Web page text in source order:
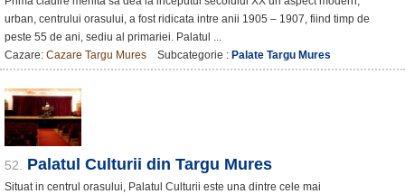
urban, centrului orasului, a fost ridicata intre anii 1905 – 1907, fiind timp de
peste 55 de ani, sediu al primariei. Palatul ...
Cazare: Cazare Targu Mures Subcategorie : Palate Targu Mures
52. Palatul Culturii din Targu Mures
Situat in centrul orasului, Palatul Culturii este una dintre cele mai